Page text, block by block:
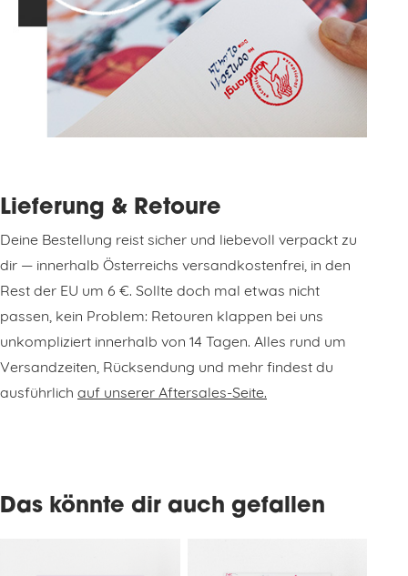
Lieferung & Retoure
Deine Bestellung reist sicher und liebevoll verpackt zu
dir — innerhalb Österreichs versandkostenfrei, in den
Rest der EU um 6 €. Sollte doch mal etwas nicht
passen, kein Problem: Retouren klappen bei uns
unkompliziert innerhalb von 14 Tagen. Alles rund um
Versandzeiten, Rücksendung und mehr findest du
ausführlich auf unserer Aftersales-Seite.
Das könnte dir auch gefallen